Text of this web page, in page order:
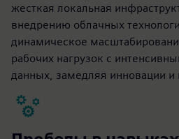
жесткая локальная
внедрению облачных
динамическое
рабочих нагрузок с
данных, замедляя инновации и